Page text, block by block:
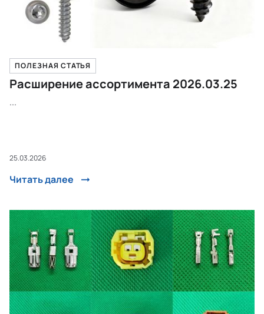
ПОЛЕЗНАЯ СТАТЬЯ
Расширение ассортимента 2026.03.25
...
25.03.2026
Читать далее